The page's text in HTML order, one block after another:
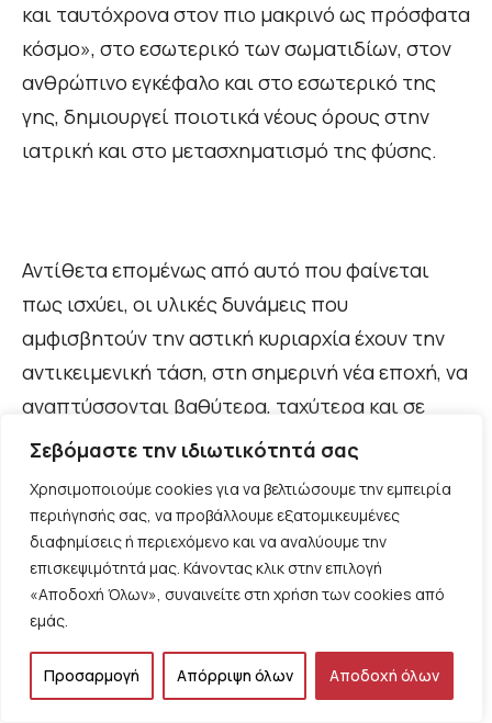
Σεβόμαστε την ιδιωτικότητά σας
Χρησιμοποιούμε cookies για να βελτιώσουμε την εμπειρία
περιήγησής σας, να προβάλλουμε εξατομικευμένες
διαφημίσεις ή περιεχόμενο και να αναλύουμε την
επισκεψιμότητά μας. Κάνοντας κλικ στην επιλογή
«Αποδοχή Όλων», συναινείτε στη χρήση των cookies από
εμάς.
Προσαρμογή Απόρριψη όλων Αποδοχή όλων
και ταυτόχρονα στον πιο μακρινό ως πρόσφατα
κόσμο», στο εσωτερικό των σωματιδίων, στον
ανθρώπινο εγκέφαλο και στο εσωτερικό της
γης, δημιουργεί ποιοτικά νέους όρους στην
ιατρική και στο μετασχηματισμό της φύσης.
Αντίθετα επομένως από αυτό που φαίνεται
πως ισχύει, οι υλικές δυνάμεις που
αμφισβητούν την αστική κυριαρχία έχουν την
αντικειμενική τάση, στη σημερινή νέα εποχή, να
αναπτύσσονται βαθύτερα, ταχύτερα και σε
ανώτερο επίπεδο απ’ τις δυνάμεις της
εκμεταλλευτικού συστήματος. Ας
αναλογιστούμε πάνω στη θυελλώδη ανάπτυξη
του ρόλου της επιστήμης και της διανοητικής
εργασίας στην παραγωγή, σε σχέση με την
πανεπιστημίου. Στον χρόνο που